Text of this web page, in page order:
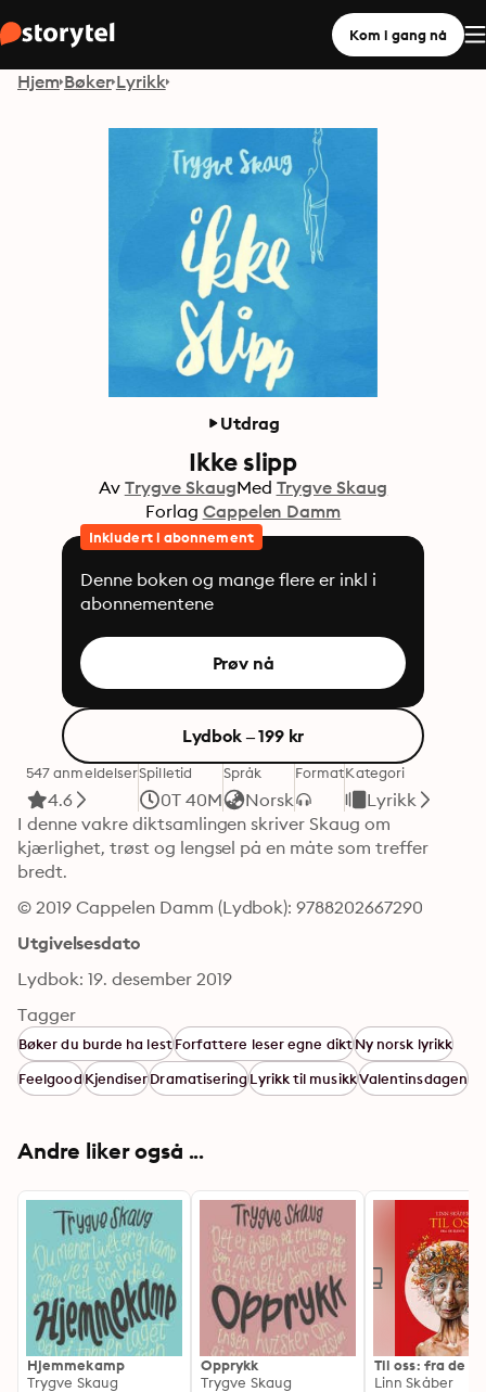
Kom i gang nå
Hjem Bøker Lyrikk
Utdrag
Ikke slipp
Av Trygve SkaugMed Trygve Skaug
Forlag Cappelen Damm
Inkludert i abonnement
Denne boken og mange flere er inkl i
abonnementene
Prøv nå
Lydbok – 199 kr
547 anmeldelser
4.6
Spilletid
0T 40M
Språk
Norsk
FormatKategori
Lyrikk
I denne vakre diktsamlingen skriver Skaug om
kjærlighet, trøst og lengsel på en måte som treffer
bredt.
© 2019 Cappelen Damm (Lydbok): 9788202667290
Utgivelsesdato
Lydbok: 19. desember 2019
Tagger
Bøker du burde ha lestForfattere leser egne diktNy norsk lyrikk
FeelgoodKjendiserDramatiseringLyrikk til musikkValentinsdagen
Andre liker også ...
Hjemmekamp
Trygve Skaug
Opprykk
Trygve Skaug
Til oss: fra de
Linn Skåber